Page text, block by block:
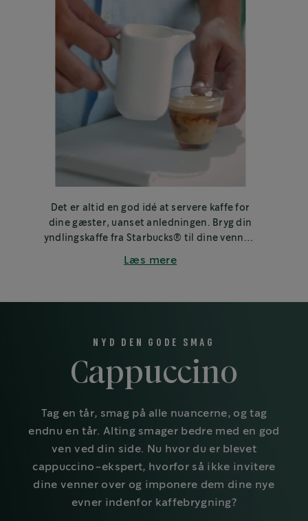
Det er altid en god idé at servere kaffe for
dine gæster, uanset anledningen. Bryg din
yndlingskaffe fra Starbucks® til dine venner,
Læs mere
NYD DEN GODE SMAG
Cappuccino
Tag en tår, smag på alle nuancerne, og tag
endnu en tår. Alting smager bedre med en god
ven ved din side. Nu hvor du er blevet
cappuccino-ekspert, hvorfor så ikke invitere
dine venner over og imponere dem dine nye
evner indenfor kaffebrygning?